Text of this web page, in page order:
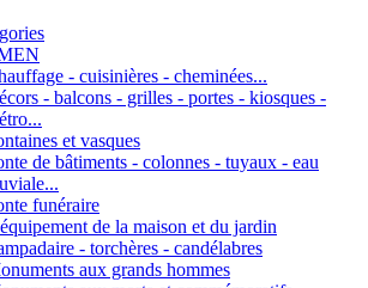
- cuisinières - cheminées...
- balcons - grilles - portes - kiosques -
et vasques
de bâtiments - colonnes - tuyaux - eau
funéraire
de la maison et du jardin
- torchères - candélabres
aux grands hommes